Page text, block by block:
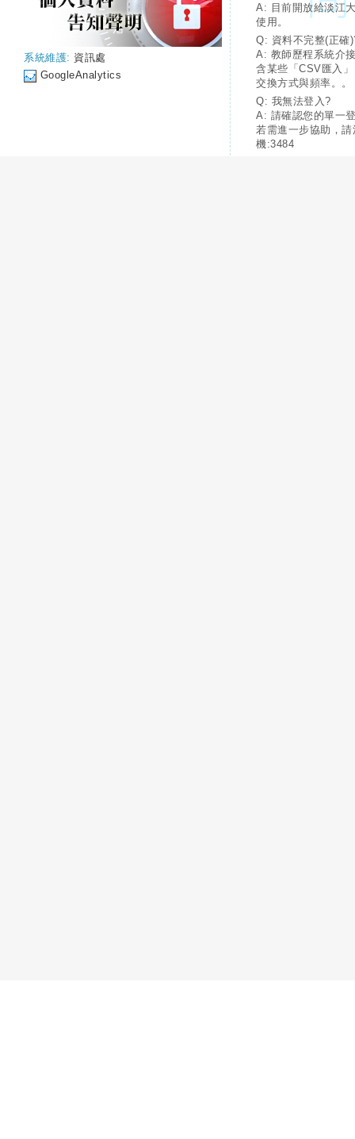
系統維護: 資訊處
GoogleAnalytics
A: 目前開放給淡江
使用。
Q: 資料不完整(正確
A: 教師歷程系統介
含某些「CSV匯入
交換方式與頻率。。
Q: 我無法登入?
A: 請確認您的單一
若需進一步協助，
機:3484